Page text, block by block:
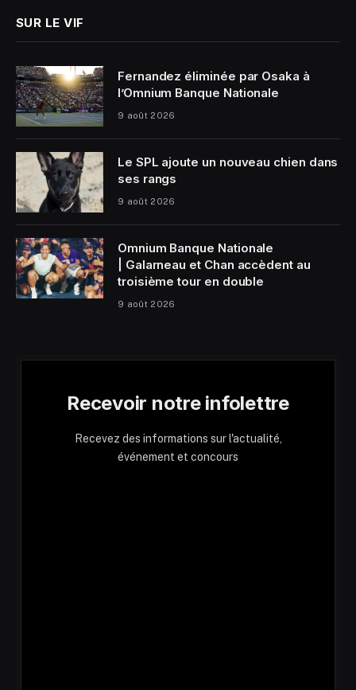
SUR LE VIF
Fernandez éliminée par Osaka à
l’Omnium Banque Nationale
9 août 2026
Le SPL ajoute un nouveau chien dans
ses rangs
9 août 2026
Omnium Banque Nationale
| Galarneau et Chan accèdent au
troisième tour en double
9 août 2026
Recevoir notre infolettre
Recevez des informations sur l'actualité,
événement et concours